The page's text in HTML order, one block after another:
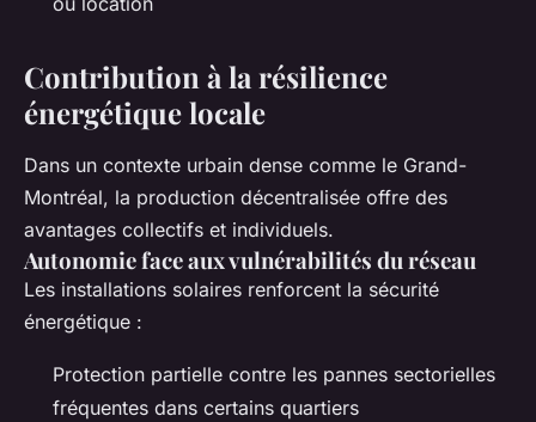
Contribution à la résilience
énergétique locale
Dans un contexte urbain dense comme le Grand-
Montréal, la production décentralisée offre des
avantages collectifs et individuels.
Autonomie face aux vulnérabilités du réseau
Les installations solaires renforcent la sécurité
énergétique :
Protection partielle contre les pannes sectorielles
fréquentes dans certains quartiers